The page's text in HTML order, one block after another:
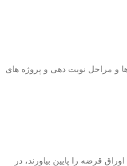
و مراحل نوبت دهی و پروژه های
قرضه را پایین بیاورند، در